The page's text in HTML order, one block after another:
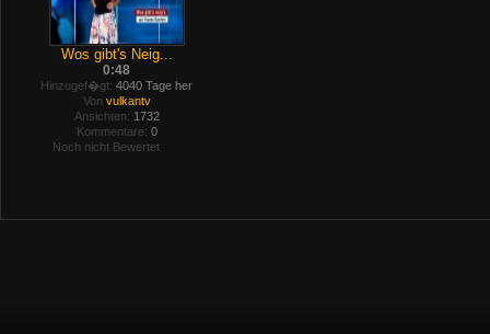
Wos gibt's Neig...
0:48
Hinzugef�gt: 4040 Tage her
Von vulkantv
Ansichten: 1732
Kommentare: 0
Noch nicht Bewertet